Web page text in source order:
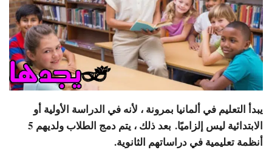
يبدأ التعليم في ألمانيا بمرونة ، لأنه في الدراسة الأولية أو
الابتدائية ليس إلزاميًا. بعد ذلك ، يتم دمج الطلاب ولديهم 5
أنظمة تعليمية في دراساتهم الثانوية.